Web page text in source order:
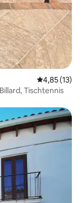
4,85 (13)
Tischtennis